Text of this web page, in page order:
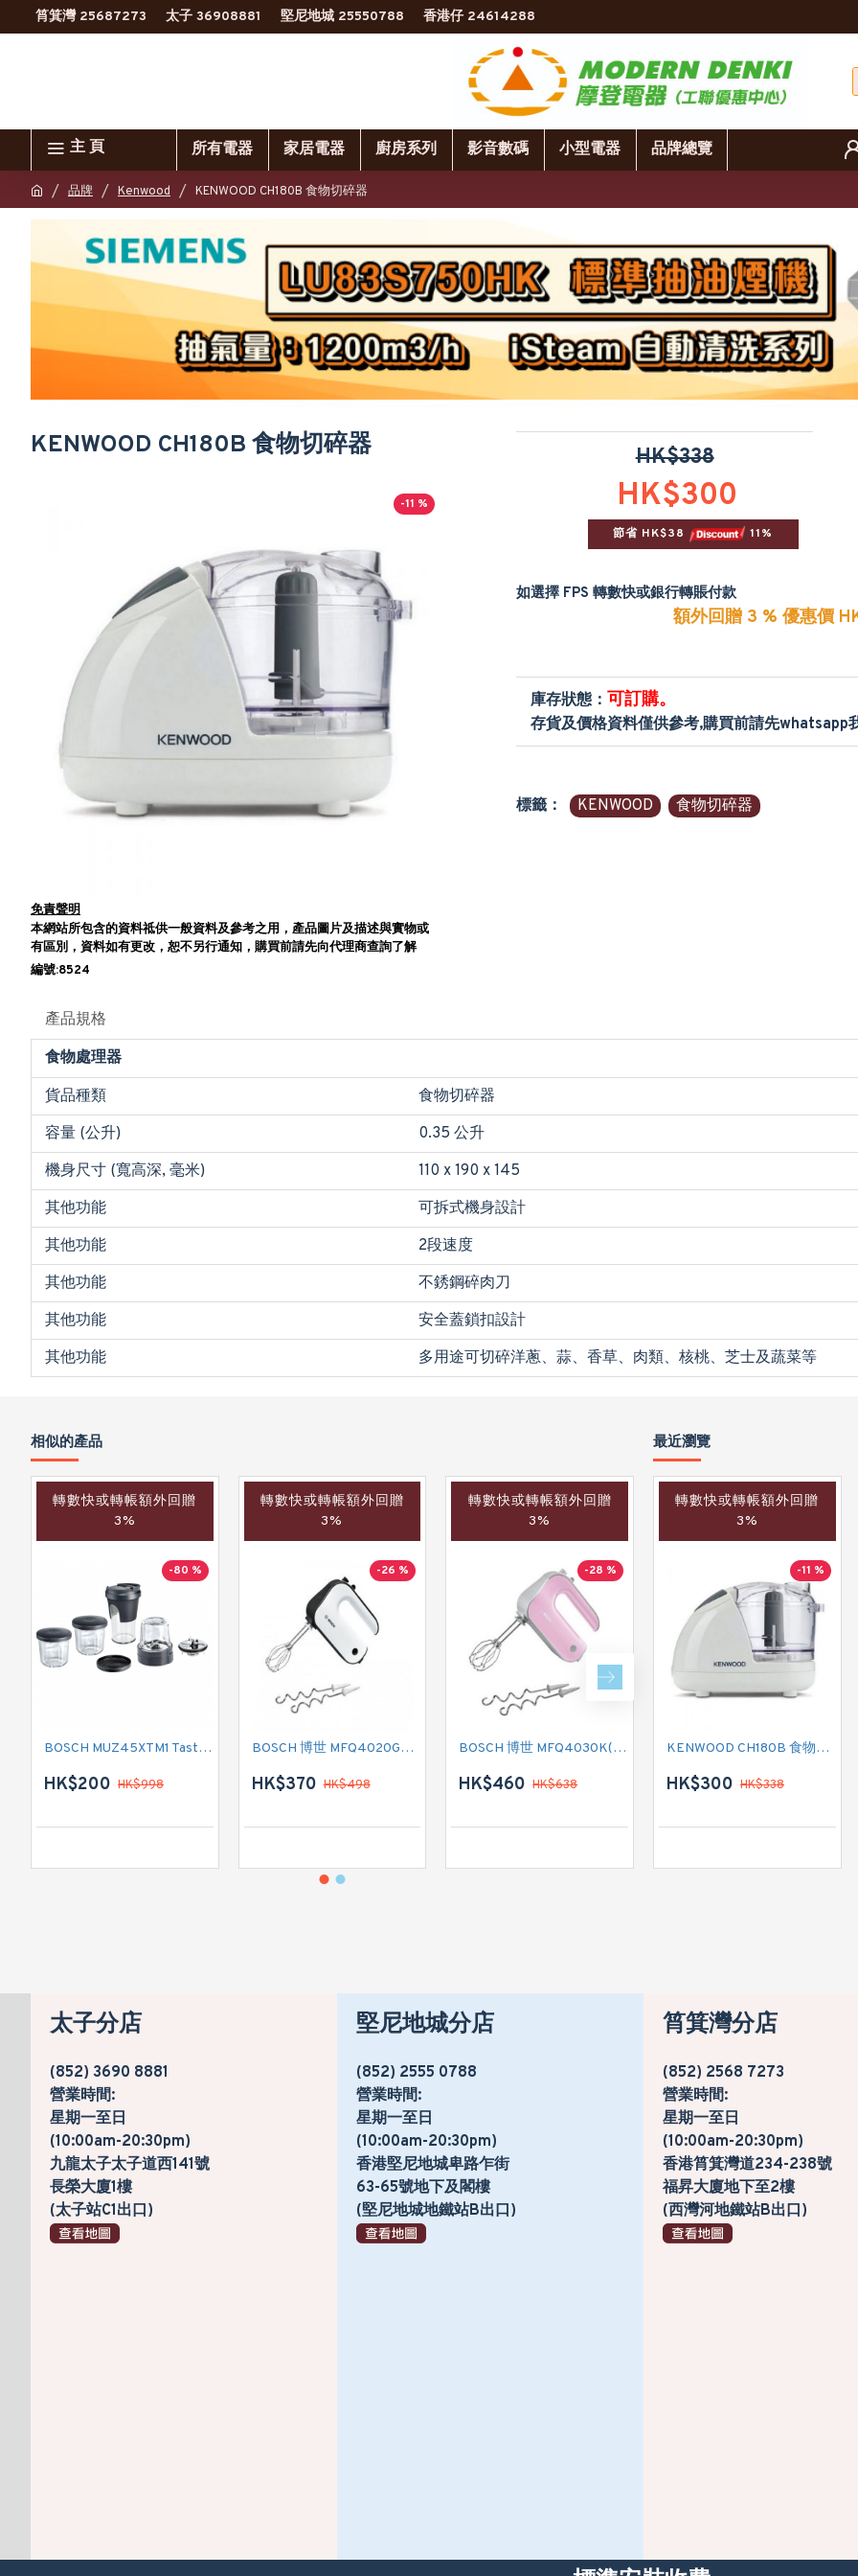
筲箕灣 25687273 太子 36908881 堅尼地城 25550788 香港仔 24614288
主 頁 所有電器 家居電器 廚房系列 影音數碼 小型電器 品牌總覽
品牌 Kenwood KENWOOD CH180B 食物切碎器
KENWOOD CH180B 食物切碎器
-11 %
免責聲明
本網站所包含的資料祗供一般資料及參考之用，產品圖片及描述與實物或
有區別，資料如有更改，恕不另行通知，購買前請先向代理商查詢了解
編號:8524
HK$300
HK$338
節省 HK$38 11%
如選擇 FPS 轉數快或銀行轉賬付款
額外回贈 3 % 優惠價
庫存狀態： 可訂購。
存貨及價格資料僅供參考,購買前請先whatsapp
標籤： KENWOOD 食物切碎器
產品規格
食物處理器
貨品種類
食物切碎器
容量 (公升)
0.35 公升
機身尺寸 (寬高深, 毫米)
110 x 190 x 145
其他功能
可拆式機身設計
其他功能
2段速度
其他功能
不銹鋼碎肉刀
其他功能
安全蓋鎖扣設計
其他功能
多用途可切碎洋蔥、蒜、香草、肉類、核桃、芝士及蔬菜等
相似的產品
轉數快或轉帳額外回贈
3%
-80 %
BOSCH MUZ45XTM1 TastyMoments 5合1研磨機配件組-價值$998
HK$200 HK$998
轉數快或轉帳額外回贈
3%
-26 %
BOSCH 博世 MFQ4020GB 手提攪拌機
HK$370 HK$498
轉數快或轉帳額外回贈
3%
-28 %
BOSCH 博世 MFQ4030K(粉紅色) 手提攪拌機
HK$460 HK$638
轉數快或轉帳額外回贈
3%
-33 %
BOSCH 博世 MUM58M59 專業廚師機
HK$2,330 HK$3,488
最近瀏覽
轉數快或轉帳額外回贈
3%
-11 %
KENWOOD CH180B 食物切碎器
HK$300 HK$338
太子分店
(852) 3690 8881
營業時間:
星期一至日
(10:00am-20:30pm)
九龍太子太子道西141號
長榮大廈1樓
(太子站C1出口)
堅尼地城分店
(852) 2555 0788
營業時間:
星期一至日
(10:00am-20:30pm)
香港堅尼地城卑路乍街
63-65號地下及閣樓
(堅尼地城地鐵站B出口)
筲箕灣分店
(852) 2568 7273
營業時間:
星期一至日
(10:00am-20:30pm)
香港筲箕灣道234-238號
福昇大廈地下至2樓
(西灣河地鐵站B出口)